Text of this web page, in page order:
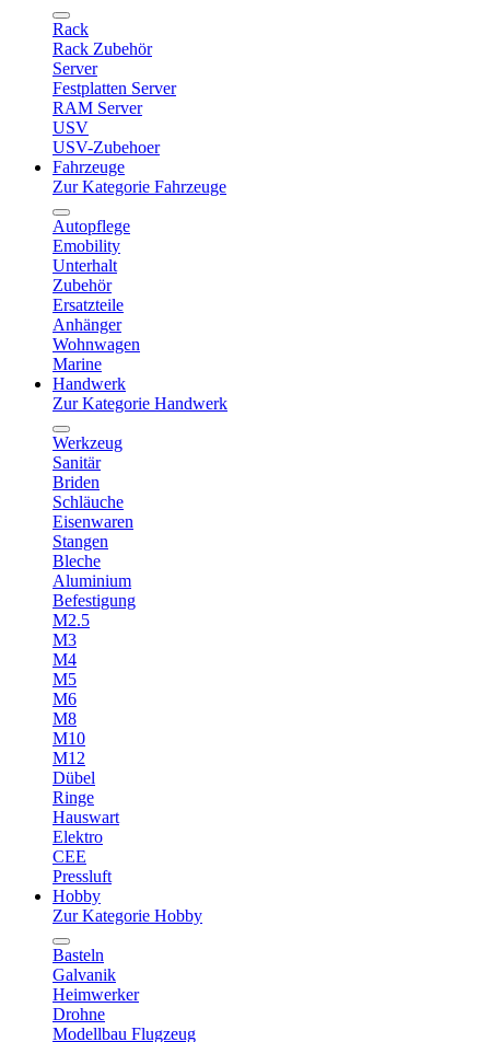
Rack
Rack Zubehör
Server
Festplatten Server
RAM Server
USV
USV-Zubehoer
Fahrzeuge
Zur Kategorie Fahrzeuge
Autopflege
Emobility
Unterhalt
Zubehör
Ersatzteile
Anhänger
Wohnwagen
Marine
Handwerk
Zur Kategorie Handwerk
Werkzeug
Sanitär
Briden
Schläuche
Eisenwaren
Stangen
Bleche
Aluminium
Befestigung
M2.5
M3
M4
M5
M6
M8
M10
M12
Dübel
Ringe
Hauswart
Elektro
CEE
Pressluft
Hobby
Zur Kategorie Hobby
Basteln
Galvanik
Heimwerker
Drohne
Modellbau Flugzeug